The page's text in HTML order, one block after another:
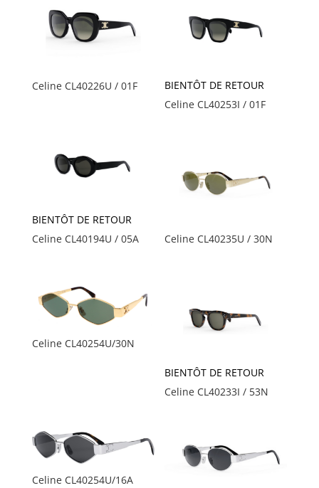
Celine CL40226U / 01F
BIENTÔT DE RETOUR
Celine CL40253I / 01F
BIENTÔT DE RETOUR
Celine CL40194U / 05A
Celine CL40235U / 30N
Celine CL40254U/30N
BIENTÔT DE RETOUR
Celine CL40233I / 53N
Celine CL40254U/16A